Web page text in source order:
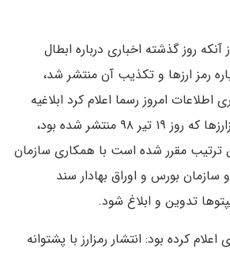
روز گذشته اخباری درباره ابطال
رمز ارزها و تکذیب آن منتشر شد،
اطلاعات امروز رسما اعلام کرد ابلاغیه
بانک مرکزی درمورد رمزارزها که روز ۱۹ تیر ۹۸ منتشر شده بود،
مقرر شده است با همکاری سازمان
سازمان بورس و اوراق بهادار سند
تدوین و ابلاغ شود.
کرده بود: انتشار رمزارز با پشتوانه